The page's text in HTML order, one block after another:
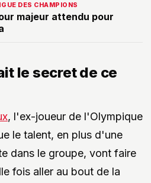
DES CHAMPIONS
majeur attendu pour
le secret de ce
, l'ex-joueur de l'Olympique
le talent, en plus d'une
dans le groupe, vont faire
fois aller au bout de la